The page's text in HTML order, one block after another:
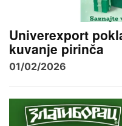
Univerexport
kuvanje pirinča
01/02/2026